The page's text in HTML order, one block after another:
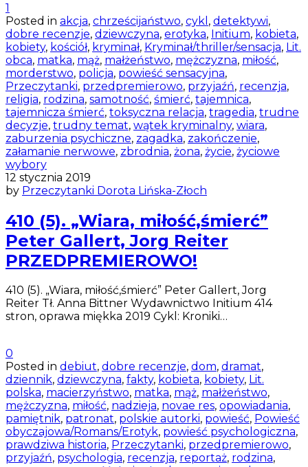
1
Posted in akcja, chrześcijaństwo, cykl , detektywi,
dobre recenzje, dziewczyna, erotyka, Initium, kobieta,
kobiety, kościół, kryminał, Kryminał/thriller/sensacja, Lit.
obca, matka, mąż, małżeństwo, mężczyzna, miłość,
morderstwo, policja, powieść sensacyjna,
Przeczytanki, przedpremierowo, przyjaźń, recenzja,
religia, rodzina, samotność, śmierć, tajemnica,
tajemnicza śmierć, toksyczna relacja, tragedia, trudne
decyzje, trudny temat, wątek kryminalny, wiara,
zaburzenia psychiczne, zagadka, zakończenie,
załamanie nerwowe, zbrodnia, żona, życie, życiowe
wybory
12 stycznia 2019
by Przeczytanki Dorota Lińska-Złoch
410 (5). „Wiara, miłość,śmierć”
Peter Gallert, Jorg Reiter
PRZEDPREMIEROWO!
410 (5). „Wiara, miłość,śmierć” Peter Gallert, Jorg
Reiter Tł. Anna Bittner Wydawnictwo Initium 414
stron, oprawa miękka 2019 Cykl: Kroniki…
0
Posted in debiut, dobre recenzje, dom, dramat,
dziennik, dziewczyna, fakty, kobieta, kobiety, Lit.
polska, macierzyństwo, matka, mąż, małżeństwo,
mężczyzna, miłość, nadzieja, novae res, opowiadania,
pamiętnik, patronat, polskie autorki, powieść, Powieść
obyczajowa/Romans/Erotyk, powieść psychologiczna,
prawdziwa historia, Przeczytanki, przedpremierowo,
przyjaźń, psychologia, recenzja, reportaż, rodzina,